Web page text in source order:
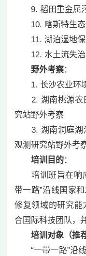
9. 稻田重金属污
10. 喀斯特生态
11. 湖泊湿地保
12. 水土流失治
野外考察：
1. 长沙农业环境
2. 湖南桃源农
究站野外考察
3. 湖南洞庭湖
观测研究站野外考
培训目的：
培训班旨在响应
带一路”沿线国家
修复领域的研究能
合国际科技团队，
培训对象（推
“一带一路”沿线